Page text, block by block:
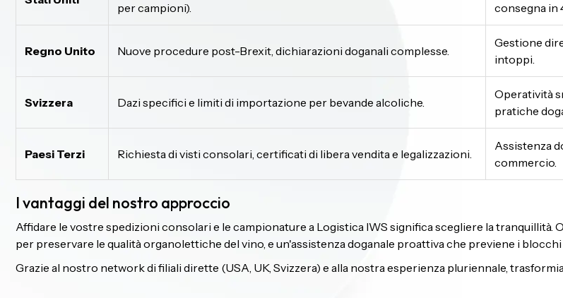
per campioni).
consegna in
Regno Unito Nuove procedure post-Brexit, dichiarazioni doganali complesse.
Gestione
intoppi.
Svizzera Dazi specifici e limiti di importazione per bevande alcoliche.
Operatività
pratiche
Paesi Terzi Richiesta di visti consolari, certificati di libera vendita e legalizzazioni.
Assistenza
commercio.
I vantaggi del nostro approccio
Affidare le vostre spedizioni consolari e le campionature a Logistica IWS significa scegliere la
per preservare le qualità organolettiche del vino, e un'assistenza doganale proattiva che previene i blocchi
Grazie al nostro network di filiali dirette (USA, UK, Svizzera) e alla nostra esperienza pluriennale,